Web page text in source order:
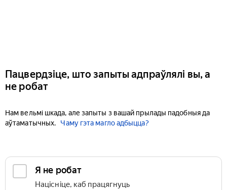
Пацвердзіце, што запыты адпраўлялі вы, а
не робат
Нам вельмі шкада, але запыты з вашай прылады падобныя да
аўтаматычных.
Чаму гэта магло адбыцца?
Я не робат
Націсніце, каб працягнуць